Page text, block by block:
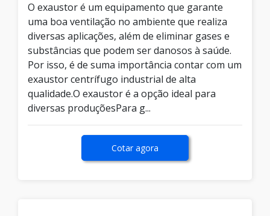
O exaustor é um equipamento que garante
uma boa ventilação no ambiente que realiza
diversas aplicações, além de eliminar gases e
substâncias que podem ser danosos à saúde.
Por isso, é de suma importância contar com um
exaustor centrífugo industrial de alta
qualidade.O exaustor é a opção ideal para
diversas produçõesPara g...
Cotar agora